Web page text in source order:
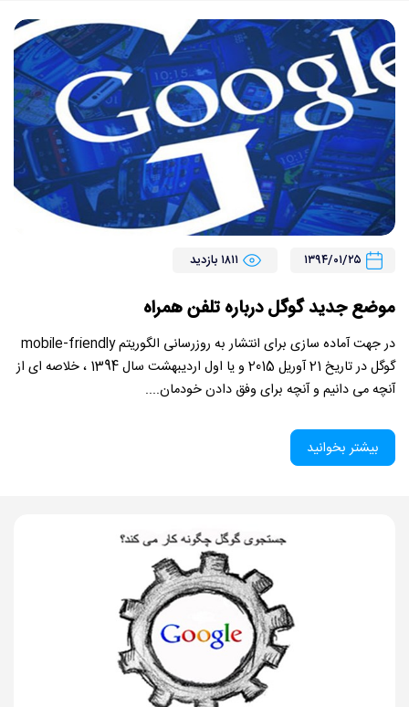
۱۳۹۴/۰۱/۲۵ ۱۸۱۱ بازدید
موضع جدید گوگل درباره تلفن همراه
در جهت آماده سازی برای انتشار به روزرسانی الگوریتم mobile-friendly
گوگل در تاریخ 21 آوریل 2015 و یا اول اردیبهشت سال 1394 ، خلاصه ای از
آنچه می دانیم و آنچه برای وفق دادن خودمان....
بیشتر بخوانید